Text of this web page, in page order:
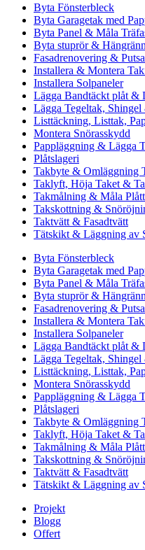
Byta Fönsterbleck
Byta Garagetak med
Byta Panel & Måla
Byta stuprör &
Fasadrenovering &
Installera & Montera
Installera Solpaneler
Lägga Bandtäckt plåt &
Lägga Tegeltak,
Listtäckning, Listtak,
Montera Snörasskydd
Pappläggning & Lägga
Plåtslageri
Takbyte & Omläggning
Taklyft, Höja Taket &
Takmålning & Måla
Takskottning &
Taktvätt & Fasadtvätt
Tätskikt & Läggning av
Byta Fönsterbleck
Byta Garagetak med
Byta Panel & Måla
Byta stuprör &
Fasadrenovering &
Installera & Montera
Installera Solpaneler
Lägga Bandtäckt plåt &
Lägga Tegeltak,
Listtäckning, Listtak,
Montera Snörasskydd
Pappläggning & Lägga
Plåtslageri
Takbyte & Omläggning
Taklyft, Höja Taket &
Takmålning & Måla
Takskottning &
Taktvätt & Fasadtvätt
Tätskikt & Läggning av
Projekt
Blogg
Offert